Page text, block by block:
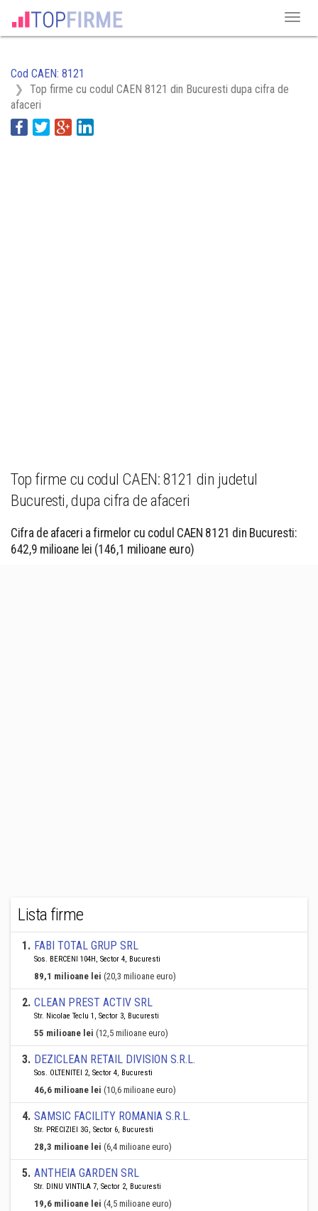
Cod CAEN: 8121
Top firme cu codul CAEN 8121 din Bucuresti dupa cifra de
afaceri
Top firme cu codul CAEN: 8121 din judetul
Bucuresti, dupa cifra de afaceri
Cifra de afaceri a firmelor cu codul CAEN 8121 din Bucuresti:
642,9 milioane lei (146,1 milioane euro)
Lista firme
1. FABI TOTAL GRUP SRL
Sos. BERCENI 104H, Sector 4, Bucuresti
89,1 milioane lei (20,3 milioane euro)
2. CLEAN PREST ACTIV SRL
Str. Nicolae Teclu 1, Sector 3, Bucuresti
55 milioane lei (12,5 milioane euro)
3. DEZICLEAN RETAIL DIVISION S.R.L.
Sos. OLTENITEI 2, Sector 4, Bucuresti
46,6 milioane lei (10,6 milioane euro)
4. SAMSIC FACILITY ROMANIA S.R.L.
Str. PRECIZIEI 3G, Sector 6, Bucuresti
28,3 milioane lei (6,4 milioane euro)
5. ANTHEIA GARDEN SRL
Str. DINU VINTILA 7, Sector 2, Bucuresti
19,6 milioane lei (4,5 milioane euro)